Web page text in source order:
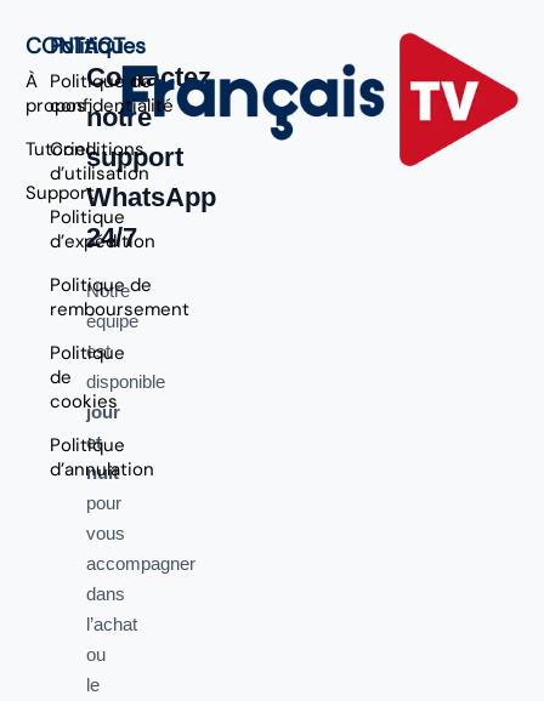
CONTACT
À
propos
Tutoriel
Support
Politiques
Politique de
confidentialité
Conditions
d’utilisation
Politique
d’expédition
Politique de
remboursement
Politique
de
cookies
Politique
d’annulation
Contactez
notre
support
WhatsApp
24/7
Notre
équipe
est
disponible
jour
et
nuit
pour
vous
accompagner
dans
l’achat
ou
le